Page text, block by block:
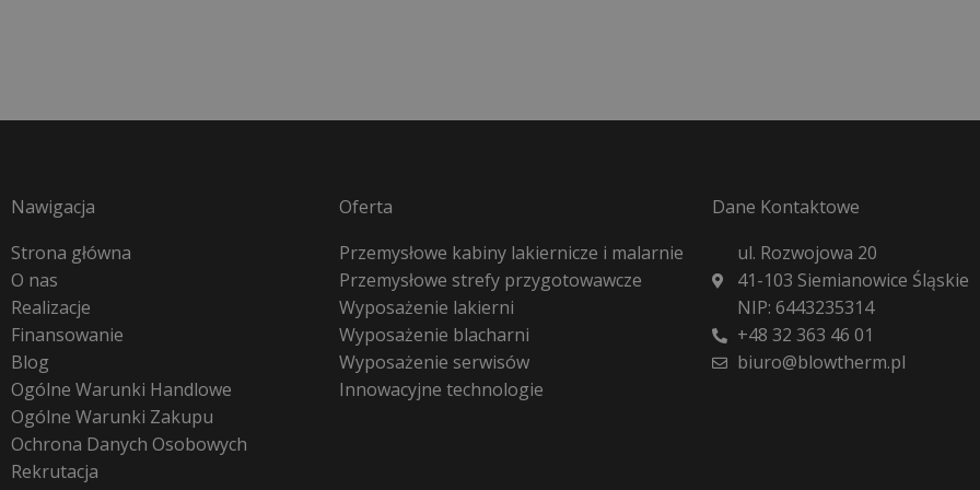
Nawigacja
Strona główna
O nas
Realizacje
Finansowanie
Blog
Ogólne Warunki Handlowe
Ogólne Warunki Zakupu
Ochrona Danych Osobowych
Rekrutacja
Oferta
Przemysłowe kabiny lakiernicze i malarnie
Przemysłowe strefy przygotowawcze
Wyposażenie lakierni
Wyposażenie blacharni
Wyposażenie serwisów
Innowacyjne technologie
Dane Kontaktowe
ul. Rozwojowa 20
41-103 Siemianowice Śląskie
NIP: 6443235314
+48 32 363 46 01
biuro@blowtherm.pl